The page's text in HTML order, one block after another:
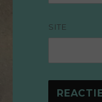
SITE